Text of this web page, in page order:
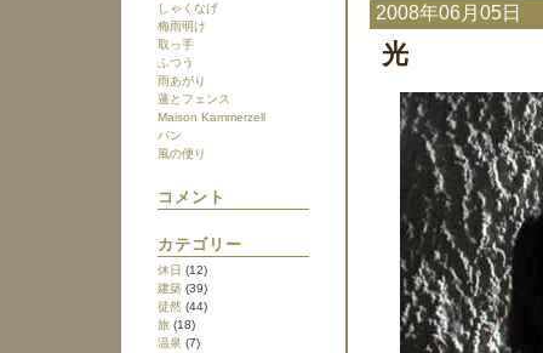
しゃくなげ
梅雨明け
取っ手
ふつう
雨あがり
蓮とフェンス
Maison Kammerzell
パン
風の便り
コメント
カテゴリー
休日 (12)
建築 (39)
徒然 (44)
旅 (18)
温泉 (7)
2008年06月05日
光